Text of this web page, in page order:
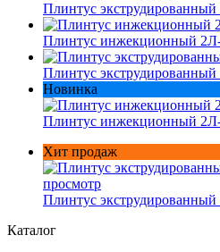
Плинтус экструдированный
Плинтус инжекционный
Плинтус
Новинка
Плинтус инжекционный
Хит продаж
просмотр
Плинтус
Каталог